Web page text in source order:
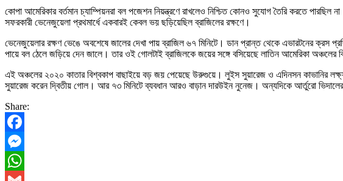
কোপা আমেরিকার বর্তমান চ্যাম্পিয়নরা বল পজেশন নিয়ন্ত্রণে রাখলেও নিশ্চিত কোনও সুযোগ তৈরি করতে পারছিল
সফরকারী ভেনেজুয়েলা প্রথমার্ধে একবারই কেবল ভয় ছড়িয়েছিল ব্রাজিলের রক্ষণে।
ভেনেজুয়েলার রক্ষণ ভেঙে অবশেষে জালের দেখা পায় ব্রাজিল ৬৭ মিনিটে। ডান প্রান্ত থেকে এভারটনের ক্রস
পায়ে বল ঠেলে জড়িয়ে দেন জালে। তার ওই গোলটাই ব্রাজিলকে জয়ের সঙ্গে বসিয়েছে লাতিন আমেরিকা অঞ্চলের
এই অঞ্চলের ২০২০ কাতার বিশ্বকাপ বাছাইয়ে বড় জয় পেয়েছে উরুগুয়ে। লুইস সুয়ারেজ ও এদিনসন কাভানির
সুয়ারেজ করেন দ্বিতীয় গোল। আর ৭৩ ‍মিনিটে ব্যবধান আরও বাড়ান দারউইন নুনেজ। অন্যদিকে আর্তুরো
Share:
Facebook
Messenger